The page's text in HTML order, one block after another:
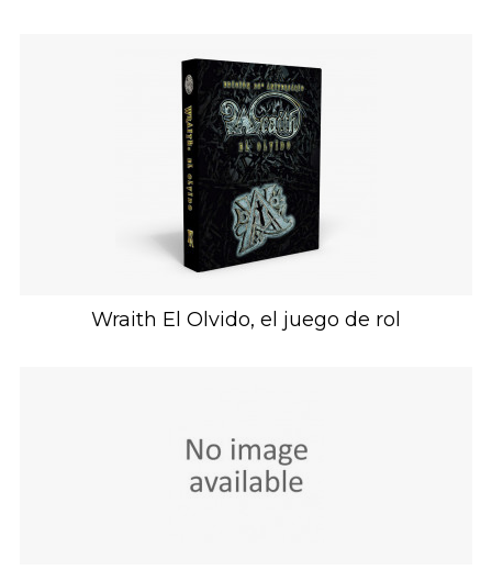
Wraith El Olvido, el juego de rol